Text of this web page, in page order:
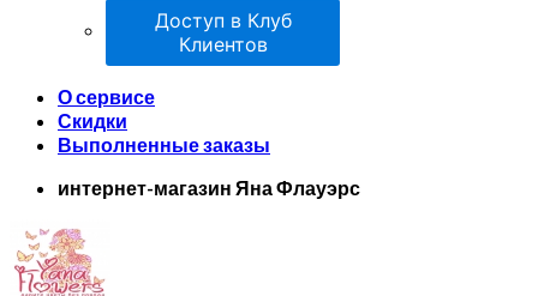
Доступ в Клуб
Клиентов
О сервисе
Скидки
Выполненные заказы
интернет-магазин Яна Флауэрс